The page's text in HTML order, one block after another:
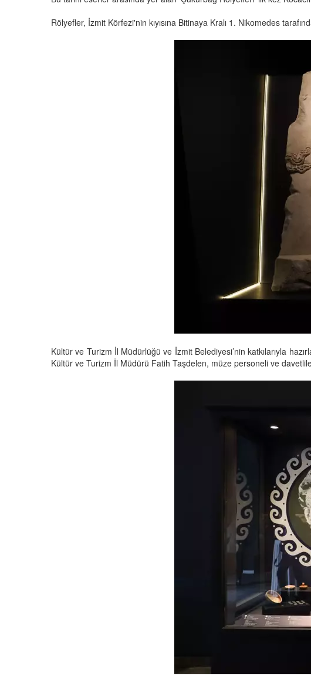
Rölyefler, İzmit Körfezi'nin kıyısına Bitinaya Kralı 1. Nikomedes
Kültür ve Turizm İl Müdürlüğü ve İzmit Belediyesi’nin katkılarıyla
Kültür ve Turizm İl Müdürü Fatih Taşdelen, müze personeli ve